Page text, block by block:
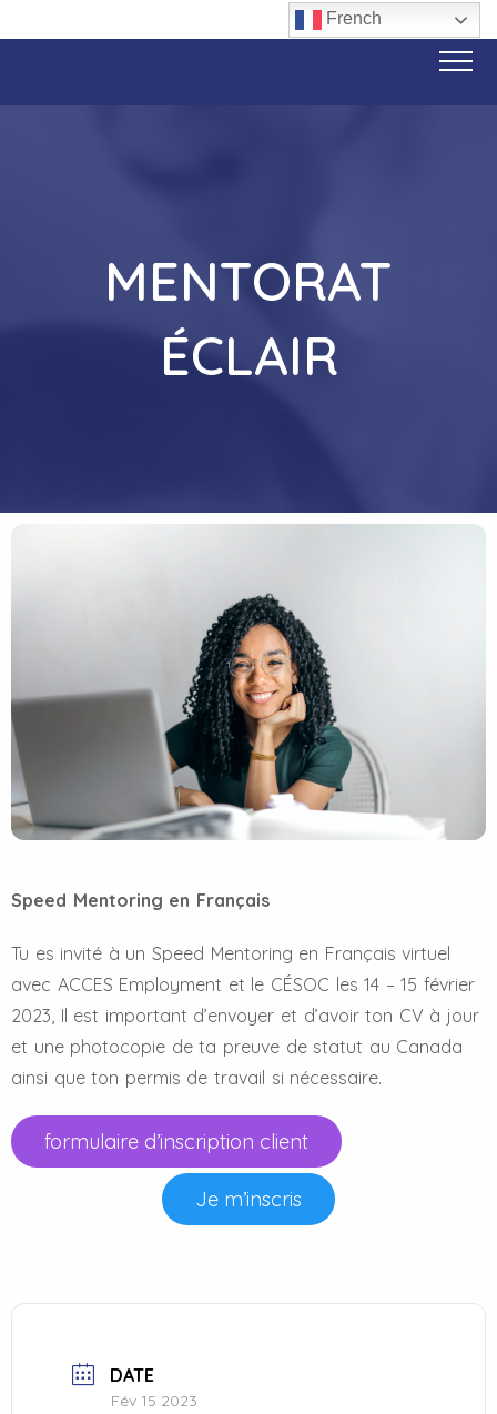
French
MENTORAT
ÉCLAIR
Speed Mentoring en Français
Tu es invité à un Speed Mentoring en Français virtuel
avec ACCES Employment et le CÉSOC les 14 – 15 février
2023, Il est important d’envoyer et d’avoir ton CV à jour
et une photocopie de ta preuve de statut au Canada
ainsi que ton permis de travail si nécessaire.
formulaire d’inscription client
Je m’inscris
DATE
Fév 15 2023